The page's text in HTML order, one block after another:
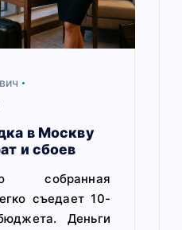
в Москву
и сбоев
собранная
съедает 10-
Деньги